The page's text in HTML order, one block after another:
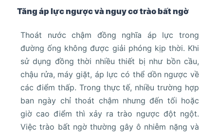
Tăng áp lực ngược và nguy cơ trào bất ngờ
Thoát nước chậm đồng nghĩa áp lực trong
đường ống không được giải phóng kịp thời. Khi
sử dụng đồng thời nhiều thiết bị như bồn cầu,
chậu rửa, máy giặt, áp lực có thể dồn ngược về
các điểm thấp. Trong thực tế, nhiều trường hợp
ban ngày chỉ thoát chậm nhưng đến tối hoặc
giờ cao điểm thì xảy ra trào ngược đột ngột.
Việc trào bất ngờ thường gây ô nhiễm nặng và